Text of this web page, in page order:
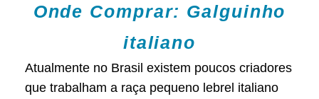
Onde Comprar: Galguinho
italiano
Atualmente no Brasil existem poucos criadores
que trabalham a raça pequeno lebrel italiano